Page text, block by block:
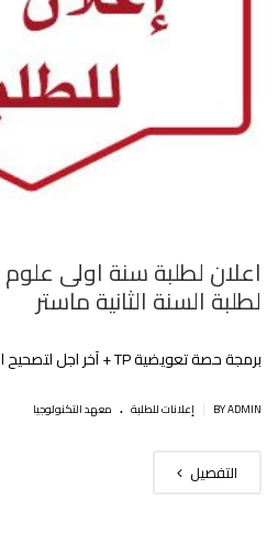
اعلان لطلبة سنة اولى علوم
لطلبة السنة الثانية ماستر
برمجة حصة تعويضية TP + آخر اجل لتصحيح المذكرات
BY ADMIN إعلانات للطلبة . معهد التكنولوجيا
التفصيل